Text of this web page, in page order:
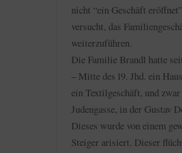
nicht “ein Geschäft
versucht, das
weiterzuführen.
Die Familie Brandl hatte
– Mitte des l9. Jhd. ein
ein Textilgeschäft, und
Judengasse, in der Gustav
Dieses wurde von einem
Steiger arisiert. Dieser